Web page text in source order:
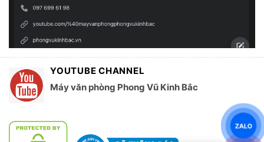
ZALO
YOUTUBE CHANNEL
Máy văn phòng Phong Vũ Kinh Bắc